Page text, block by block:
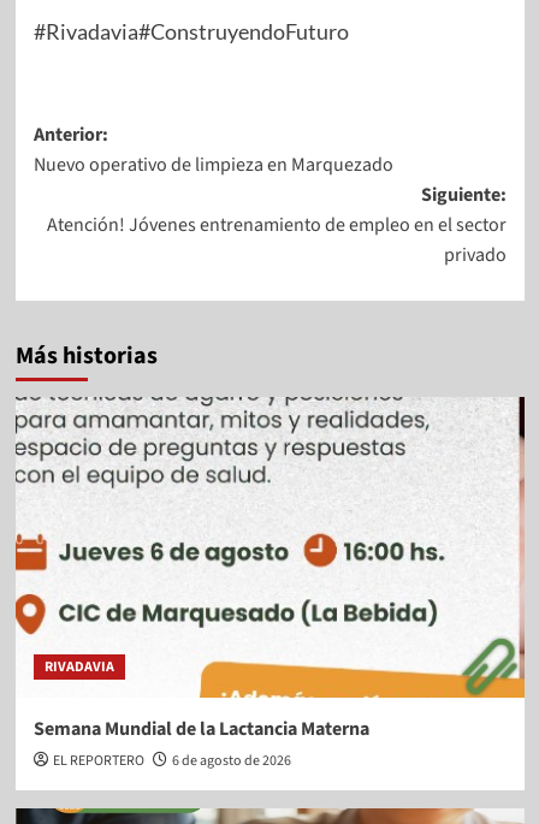
#Rivadavia#ConstruyendoFuturo
Anterior:
Nuevo operativo de limpieza en Marquezado
Siguiente:
Atención! Jóvenes entrenamiento de empleo en el sector
privado
Más historias
RIVADAVIA
Semana Mundial de la Lactancia Materna
EL REPORTERO 6 de agosto de 2026